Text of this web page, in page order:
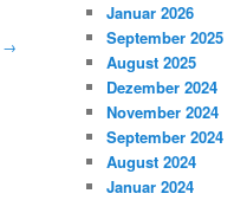
→
Januar 2026
September 2025
August 2025
Dezember 2024
November 2024
September 2024
August 2024
Januar 2024